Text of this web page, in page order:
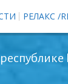
РЕЛАКС /